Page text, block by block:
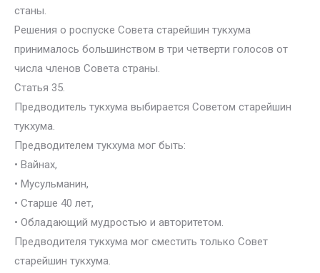
станы.
Решения о роспуске Совета старейшин тукхума
принималось большинством в три четверти голосов от
числа членов Совета страны.
Статья 35.
Предводитель тукхума выбирается Советом старейшин
тукхума.
Предводителем тукхума мог быть:
• Вайнах,
• Мусульманин,
• Старше 40 лет,
• Обладающий мудростью и авторитетом.
Предводителя тукхума мог сместить только Совет
старейшин тукхума.